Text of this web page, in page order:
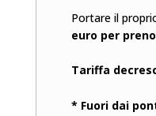
Portare il
euro per
Tariffa
* Fuori dai